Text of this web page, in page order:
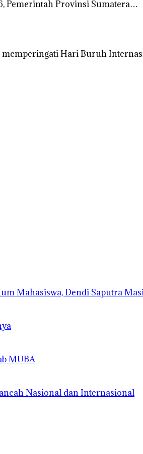
Pemerintah Provinsi Sumatera…
memperingati Hari Buruh
Mahasiswa, Dendi Saputra
MUBA
Nasional dan Internasional